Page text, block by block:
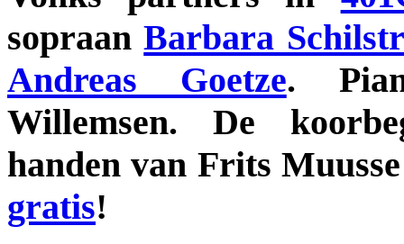
sopraanBarbara
Andreas Goetze.
Willemsen. De
handen van Frits
gratis!